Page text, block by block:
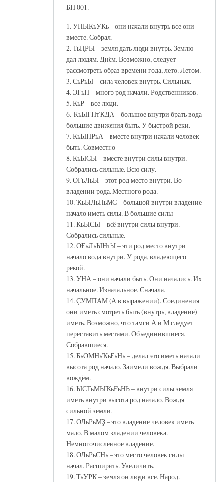
БН 001.
1. УНЫКьУКь – они начали внутрь все они
вместе. Собрал.
2. ТьҢРЫ – земля дать люди внутрь. Землю
дал людям. Днём. Возможно, следует
рассмотреть образ времени года, лето. Летом.
3. СьРьЫ – сила человек внутрь. Сильных.
4. ЭҒьН – много род начали. Родственников.
5. КьР – все люди.
6. ҠьЫГНтҠДА – большое внутри брать вода
большие движения быть. У быстрой реки.
7. КьЫНРьА – вместе внутри начали человек
быть. Совместно
8. КьЫСЫ – вместе внутри силы внутри.
Собрались сильные. Всю силу.
9. ОҒьЛьЫ – этот род место внутри. Во
владении рода. Местного рода.
10. ҠьЫЛьНьМС – большой внутри владение
начало иметь силы. В большие силы
11. КьЫСЫ – всё внутри силы внутри.
Собрались сильные.
12. ОҒьЛьЫНтЫ – эти род место внутри
начало вода внутри. У рода, владеющего
рекой.
13. УНА – они начали быть. Они начались. Их
начальное. Изначальное. Сначала.
14. ҪУМПАМ (А в выражении). Соединения
они иметь смотреть быть (внутрь, владение)
иметь. Возможно, что тамги А и М следует
переставить местами. Объединившиеся.
Собравшиеся.
15. БьОМНьҠьҒьНь – делал это иметь начали
высота род начало. Заимели вождя. Выбрали
вождём.
16. ЫСТьМЫҠьҒьНЬ – внутри силы земля
иметь внутри высота род начало. Вождя
сильной земли.
17. ОЛьРьМҘ – это владение человек иметь
мало. В малом владении человека.
Немногочисленное владение.
18. ОЛьРьСНь – это место человек силы
начал. Расширить. Увеличить.
19. ТьУРК – земля он люди все. Народ.